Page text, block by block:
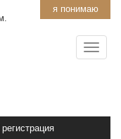
я понимаю
регистрация